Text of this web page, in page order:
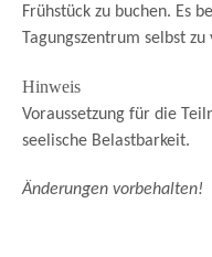
Frühstück zu buchen. Es
Tagungszentrum selbst
Hinweis
Voraussetzung für die
seelische Belastbarkeit.
Änderungen vorbehalten!